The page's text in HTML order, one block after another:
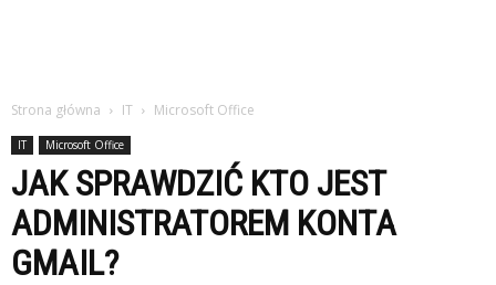
Strona główna IT Microsoft Office
IT Microsoft Office
JAK SPRAWDZIĆ KTO JEST
ADMINISTRATOREM KONTA
GMAIL?